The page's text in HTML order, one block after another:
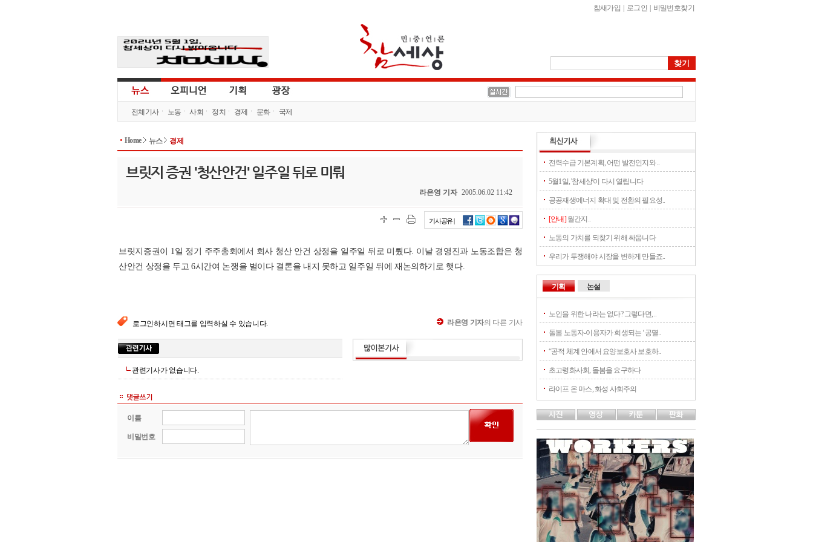
참새가입 로그인 비밀번호찾기
전체기사 노동 사회 정치 경제 문화 국제
Home 뉴스 경제
브릿지 증권 '청산안건' 일주일 뒤로 미뤄
라은영 기자 2005.06.02 11:42
기사공유 |
브릿지증권이 1일 정기 주주총회에서 회사 청산 안건 상정을 일주일 뒤로 미뤘다. 이날 경영진과 노동조합은 청
산안건 상정을 두고 6시간여 논쟁을 벌이다 결론을 내지 못하고 일주일 뒤에 재논의하기로 햇다.
로그인하시면 태그를 입력하실 수 있습니다. 라은영 기자의 다른 기사
관련기사가 없습니다.
이름
비밀번호
전력수급 기본계획, 어떤 발전인지와 ..
5월1일, '참세상'이 다시 열립니다
공공재생에너지 확대 및 전환의 필요성..
[안내]월간지..
노동의 가치를 되찾기 위해 싸웁니다
우리가 투쟁해야 시장을 변하게 만들죠..
기획
노인을 위한 나라는 없다? 그렇다면, ..
돌봄 노동자-이용자가 희생되는 ‘공멸..
“공적 체계 안에서 요양보호사 보호하..
초고령화사회, 돌봄을 요구하다
라이프 온 마스, 화성 사회주의
논설